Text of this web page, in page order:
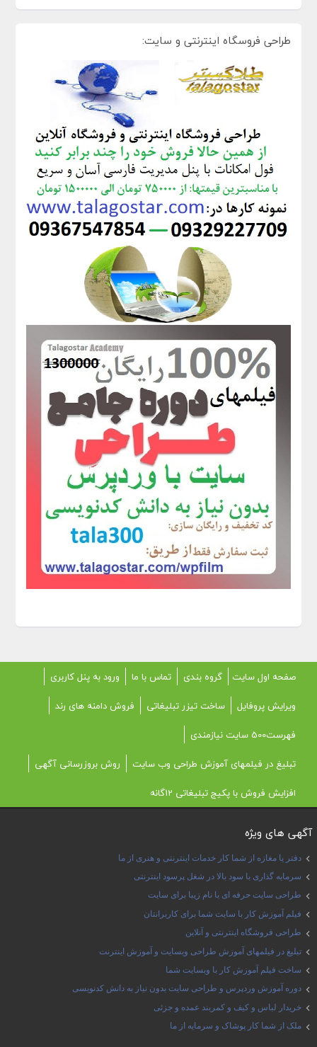
طراحی فروسگاه اینترنتی و سایت:
صفحه اول سایت گروه بندی تماس با ما
ورود به پنل کاربری
ویرایش پروفایل
ساخت تیزر تبلیغاتی
فروش دامنه های رند
فهرست500 سایت نیازمندی
تبلیغ در فیلمهای آموزش طراحی وب سایت
روش بروزرسانی آگهی
افزایش فروش با پکیج تبلیغاتی 12گانه
آگهی های ویژه
دفتر یا مغازه از شما کار خدمات اینترنتی و هنری از ما
سرمایه گذاری با سود بالا در شغل پرسود اینترنتی
طراحی سایت حرفه ای با نام زیبا برای سایت
فیلم آموزش کار با سایت شما برای کاربرانتان
طراحی فروشگاه اینترنتی و آنلاین
تبلیغ در فیلمهای آموزش طراحی وبسایت و آموزش اینترنت
ساخت فیلم آموزش کار با وبسایت شما
دوره آموزش وردپرس و طراحی سایت بدون نیاز به دانش کدنویسی
خریدار لباس و کیف و کمربند عمده و جزئی
ملک از شما کار پوشاک و سرمایه از ما